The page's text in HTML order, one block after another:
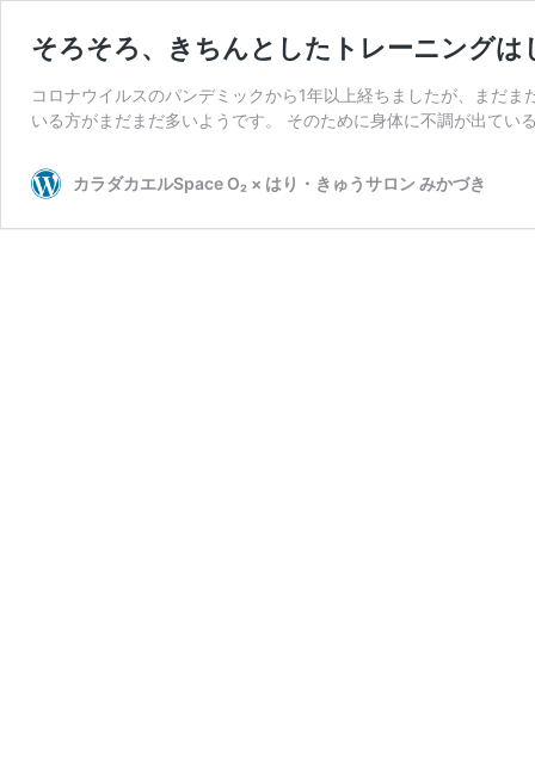
そろそろ、きちんとしたトレーニングは
コロナウイルスのパンデミックから1年以上経ちましたが、まだ
いる方がまだまだ多いようです。 そのために身体に不調が出て
カラダカエルSpace O₂ × はり・きゅうサロン みかづき